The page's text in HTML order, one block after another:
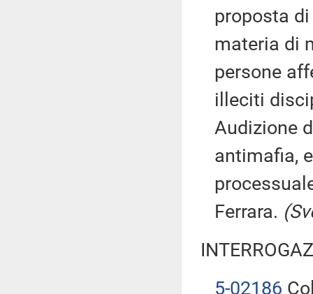
proposta
materia di
persone
illeciti
Audizione
antimafia,
Ferrara.
5-02186